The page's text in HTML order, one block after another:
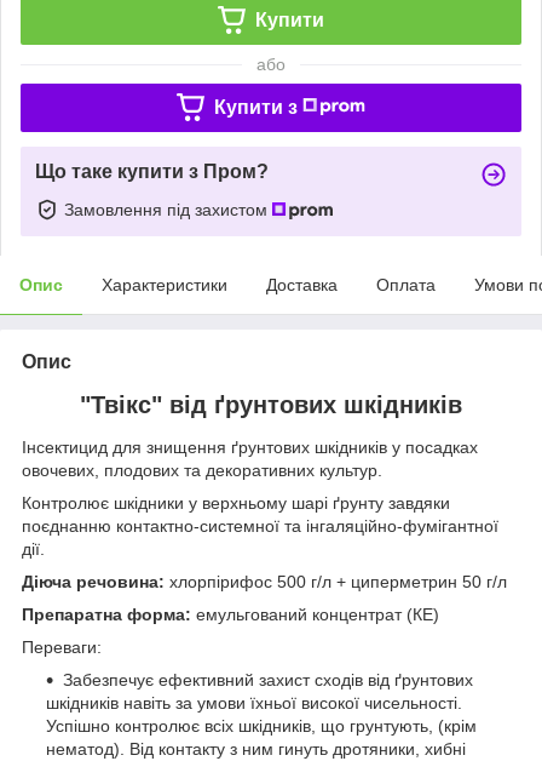
Купити
або
Купити з
Що таке купити з Пром?
Замовлення під захистом
Опис Характеристики Доставка Оплата Умови
Опис
"Твікс" від ґрунтових шкідників
Інсектицид для знищення ґрунтових шкідників у посадках
овочевих, плодових та декоративних культур.
Контролює шкідники у верхньому шарі ґрунту завдяки
поєднанню контактно-системної та інгаляційно-фумігантної
дії.
Діюча речовина: хлорпірифос 500 г/л + циперметрин 50 г/л
Препаратна форма: емульгований концентрат (КЕ)
Переваги:
Забезпечує ефективний захист сходів від ґрунтових
шкідників навіть за умови їхньої високої чисельності.
Успішно контролює всіх шкідників, що грунтують, (крім
нематод). Від контакту з ним гинуть дротяники, хибні